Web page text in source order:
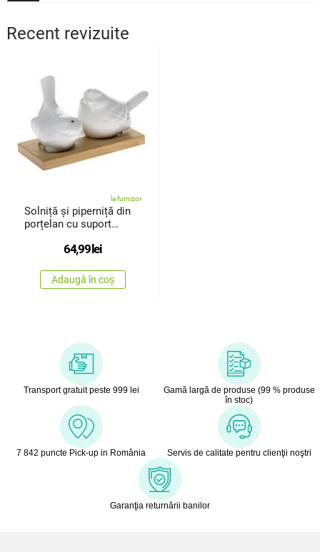
Recent revizuite
la furnizor
Solniță și piperniță din
porțelan cu suport
64,99lei
Adaugă în coș
Transport gratuit peste 999 lei
Gamă largă de produse (99 % produse
în stoc)
7 842 puncte Pick-up in România Servis de calitate pentru clienţii noştri
Garanţia returnării banilor